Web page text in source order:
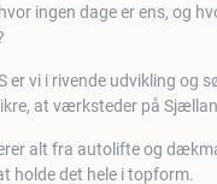
ingen dage er ens, og
er vi i rivende udvikling og
at værksteder på
alt fra autolifte og
holde det hele i topform.